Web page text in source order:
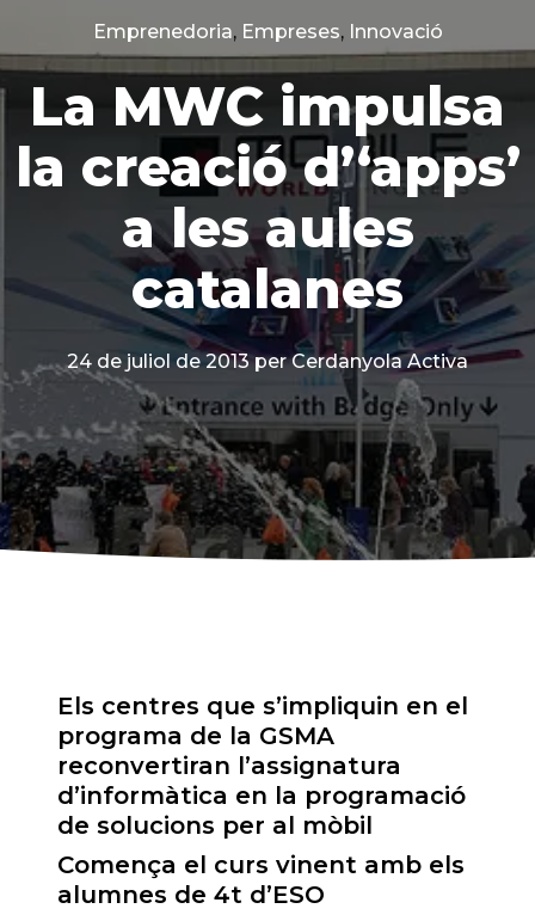
Categories
Emprenedoria, Empreses, Innovació
La MWC impulsa
la creació d’‘apps’
a les aules
catalanes
24 de juliol de 2013 per Cerdanyola Activa
Els centres que s’impliquin en el
programa de la GSMA
reconvertiran l’assignatura
d’informàtica en la programació
de solucions per al mòbil
Comença el curs vinent amb els
alumnes de 4t d’ESO